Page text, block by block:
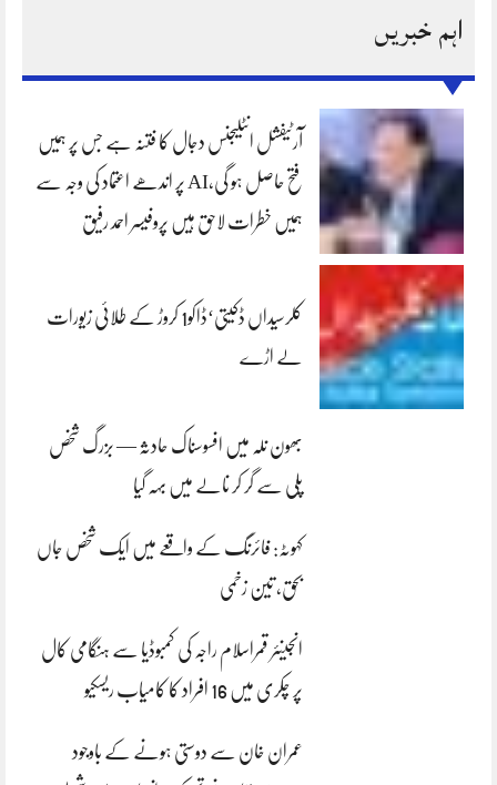
اہم خبریں
آرٹیفشل انٹلیجنس دجال کا فتنہ ہے جس پر ہمیں
فتح حاصل ہو گی،AI پر اندھے اعتماد کی وجہ سے
ہمیں خطرات لاحق ہیں پروفیسر احمد رفیق
کلرسیداں ڈکیتی‘ڈاکو1 کروڑ کے طلائی زیورات
لے اڑے
بھون نلہ میں افسوسناک حادثہ — بزرگ شخص
پلی سے گر کر نالے میں بہہ گیا
کہوٹہ: فائرنگ کے واقعے میں ایک شخص جاں
بحق، تین زخمی
انجینئر قمراسلام راجہ کی کمبوڈیا سے ہنگامی کال
پر چکری میں 16 افراد کا کامیاب ریسکیو
عمران خان سے دوستی ہونے کے باوجود